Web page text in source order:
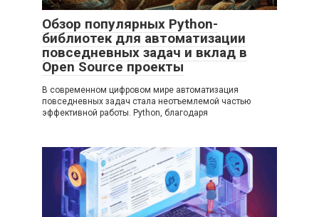
Обзор популярных Python-
библиотек для автоматизации
повседневных задач и вклад в
Open Source проекты
В современном цифровом мире автоматизация
повседневных задач стала неотъемлемой частью
эффективной работы. Python, благодаря